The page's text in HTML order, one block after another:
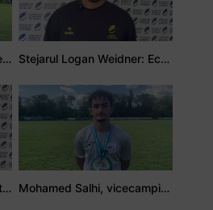
Adrian Țală: Visul meu este să debutez pentru România Stejarul Logan Weidner: Echipa a muncit mult, iar asta se va vedea în meciurile de la Nations Cup
Stejarul Iulian Hartig: A fost un turneu care a unit mai mult echipa Mohamed Salhi, vicecampion național juniori I: Rugby-ul te învață să accepți și înfrângerile